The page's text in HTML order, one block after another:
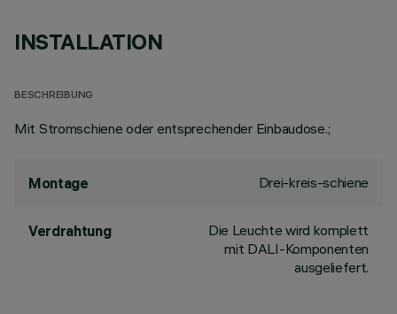
INSTALLATION
BESCHREIBUNG
Mit Stromschiene oder entsprechender Einbaudose.;
Montage Drei-kreis-schiene
Verdrahtung
Die Leuchte wird komplett
mit DALI-Komponenten
ausgeliefert.